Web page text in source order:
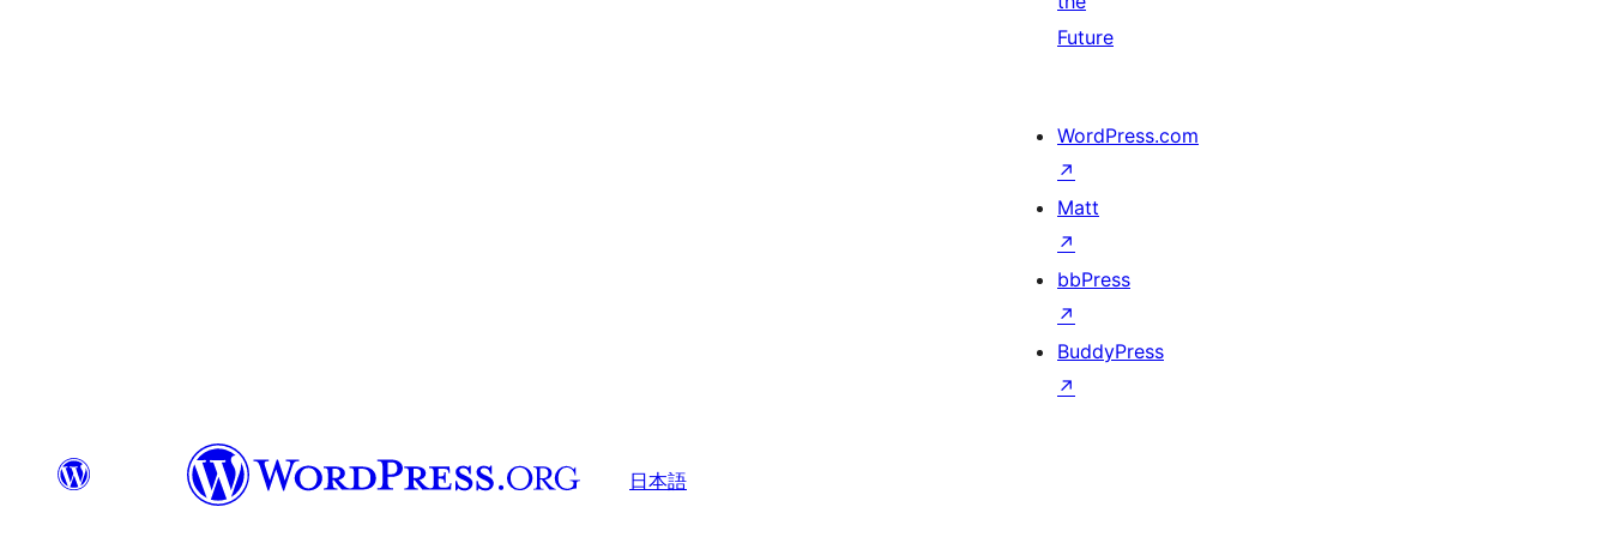
Future
WordPress.com
↗
Matt
↗
bbPress
↗
BuddyPress
↗
日本語